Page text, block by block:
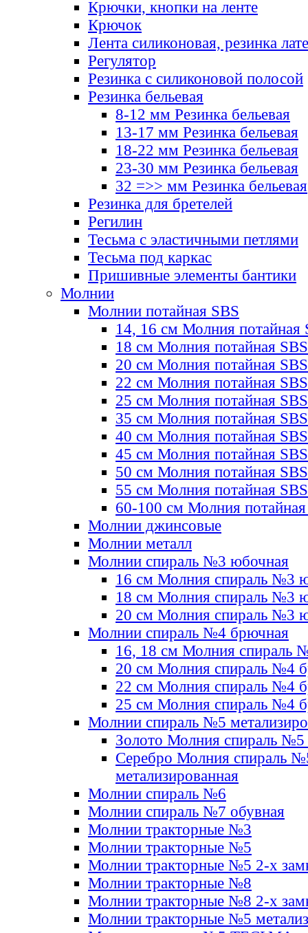
Крючки, кнопки на ленте
Крючок
Лента силиконовая, резинка
Регулятор
Резинка с силиконовой полосой
Резинка бельевая
8-12 мм Резинка бельевая
13-17 мм Резинка бельевая
18-22 мм Резинка бельевая
23-30 мм Резинка бельевая
32 =>> мм Резинка бельевая
Резинка для бретелей
Регилин
Тесьма с эластичными петлями
Тесьма под каркас
Пришивные элементы бантики
Молнии
Молнии потайная SBS
14, 16 см Молния потайная
18 см Молния потайная SBS
20 см Молния потайная SBS
22 см Молния потайная SBS
25 см Молния потайная SBS
35 см Молния потайная SBS
40 см Молния потайная SBS
45 см Молния потайная SBS
50 см Молния потайная SBS
55 см Молния потайная SBS
60-100 см Молния
Молнии джинсовые
Молнии металл
Молнии спираль №3 юбочная
16 см Молния спираль №3
18 см Молния спираль №3
20 см Молния спираль №3
Молнии спираль №4 брючная
16, 18 см Молния спираль
20 см Молния спираль №4
22 см Молния спираль №4
25 см Молния спираль №4
Молнии спираль №5
Золото Молния спираль №5
Серебро Молния спираль
метализированная
Молнии спираль №6
Молнии спираль №7 обувная
Молнии тракторные №3
Молнии тракторные №5
Молнии тракторные №5 2-х
Молнии тракторные №8
Молнии тракторные №8 2-х
Молнии тракторные №5